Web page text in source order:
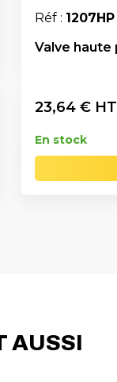
Réf : 1207HP
Valve haute
23,64 €
En stock
AUSSI